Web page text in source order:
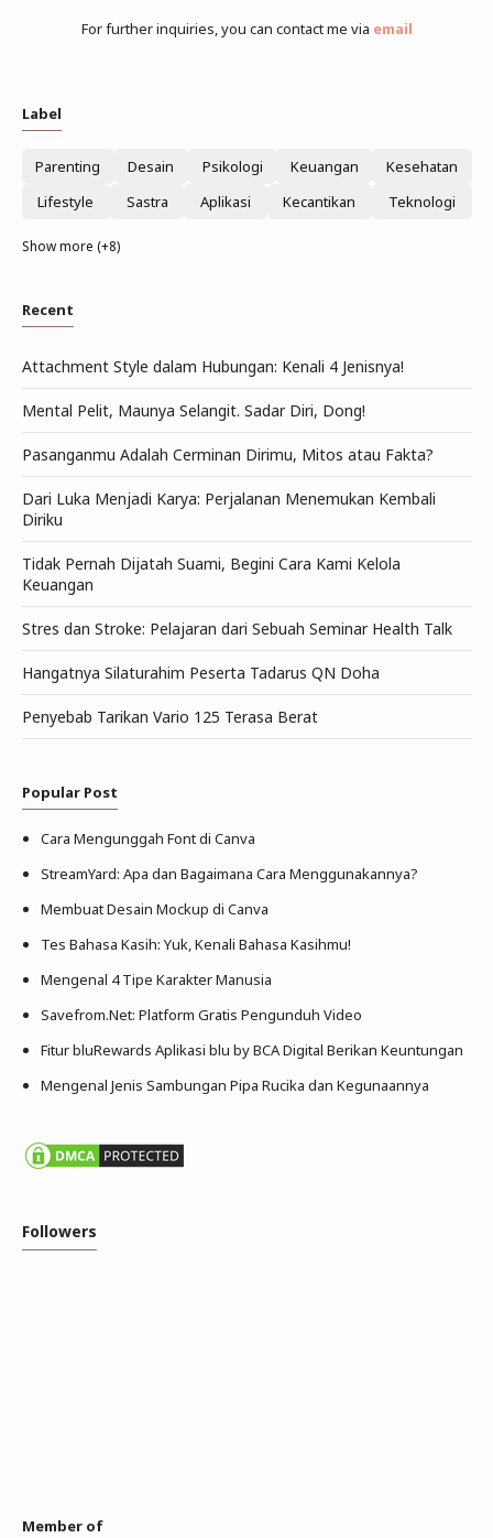
For further inquiries, you can contact me via email
Label
Parenting Desain Psikologi Keuangan
Kesehatan
Lifestyle
Sastra Aplikasi Kecantikan Teknologi
Show more (+8)
Recent
Attachment Style dalam Hubungan: Kenali 4 Jenisnya!
Mental Pelit, Maunya Selangit. Sadar Diri, Dong!
Pasanganmu Adalah Cerminan Dirimu, Mitos atau Fakta?
Dari Luka Menjadi Karya: Perjalanan Menemukan Kembali
Diriku
Tidak Pernah Dijatah Suami, Begini Cara Kami Kelola
Keuangan
Stres dan Stroke: Pelajaran dari Sebuah Seminar Health Talk
Hangatnya Silaturahim Peserta Tadarus QN Doha
Penyebab Tarikan Vario 125 Terasa Berat
Popular Post
Cara Mengunggah Font di Canva
StreamYard: Apa dan Bagaimana Cara Menggunakannya?
Membuat Desain Mockup di Canva
Tes Bahasa Kasih: Yuk, Kenali Bahasa Kasihmu!
Mengenal 4 Tipe Karakter Manusia
Savefrom.Net: Platform Gratis Pengunduh Video
Fitur bluRewards Aplikasi blu by BCA Digital Berikan Keuntungan
Mengenal Jenis Sambungan Pipa Rucika dan Kegunaannya
Followers
Member of